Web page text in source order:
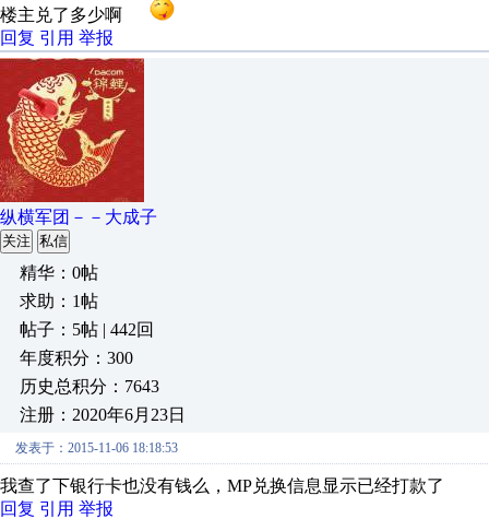
楼主兑了多少啊
回复 引用 举报
纵横军团－－大成子
关注 私信
精华：0帖
求助：1帖
帖子：5帖 | 442回
年度积分：300
历史总积分：7643
注册：2020年6月23日
发表于：2015-11-06 18:18:53
我查了下银行卡也没有钱么，MP兑换信息显示已经打款了
回复 引用 举报